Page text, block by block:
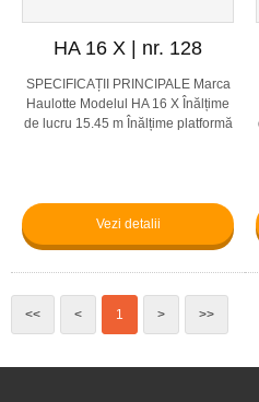
HA 16 X | nr. 128
SPECIFICAȚII PRINCIPALE Marca
Haulotte Modelul HA 16 X Înălțime
de lucru 15.45 m Înălțime platformă
Vezi detalii
<< < 1 > >>